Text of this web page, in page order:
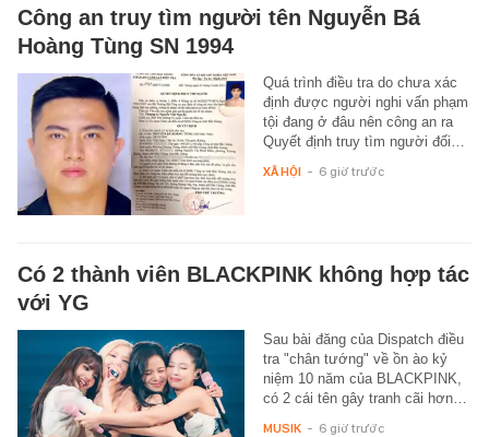
Công an truy tìm người tên Nguyễn Bá
Hoàng Tùng SN 1994
Quá trình điều tra do chưa xác
định được người nghi vấn phạm
tội đang ở đâu nên công an ra
Quyết định truy tìm người đối…
XÃ HỘI - 6 giờ trước
Có 2 thành viên BLACKPINK không hợp tác
với YG
Sau bài đăng của Dispatch điều
tra "chân tướng" về ồn ào kỷ
niệm 10 năm của BLACKPINK,
có 2 cái tên gây tranh cãi hơn…
MUSIK - 6 giờ trước